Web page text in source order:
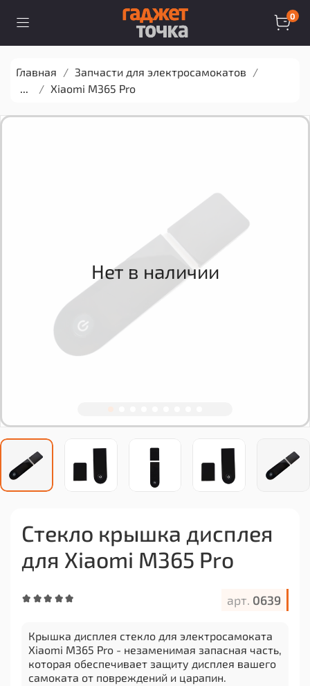
0
Главная
Запчасти для электросамокатов
...
Xiaomi M365 Pro
арт. 0639
Стекло крышка дисплея
для Xiaomi M365 Pro
Крышка дисплея стекло для электросамоката
Xiaomi M365 Pro - незаменимая запасная часть,
которая обеспечивает защиту дисплея вашего
самоката от повреждений и царапин.